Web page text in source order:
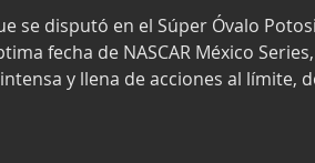
se disputó en el Súper Óvalo
fecha de NASCAR México
y llena de acciones al límite,